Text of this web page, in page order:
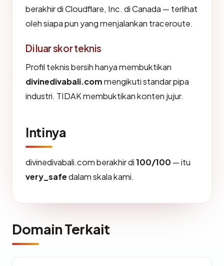
berakhir di Cloudflare, Inc. di Canada — terlihat
oleh siapa pun yang menjalankan traceroute.
Di luar skor teknis
Profil teknis bersih hanya membuktikan
divinedivabali.commengikuti standar pipa
industri. TIDAK membuktikan konten jujur.
Intinya
divinedivabali.com berakhir di100/100 — itu
very_safedalam skala kami.
Domain Terkait